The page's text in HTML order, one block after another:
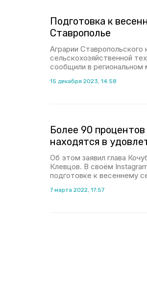
Подготовка к
Ставрополье
Аграрии
сельскохозяйственной
сообщили в региональном
15 декабря 2023, 14:58
Более 90
находятся в
Об этом заявил глава
Клевцов. В своём
подготовке к весеннему
7 марта 2022, 17:57